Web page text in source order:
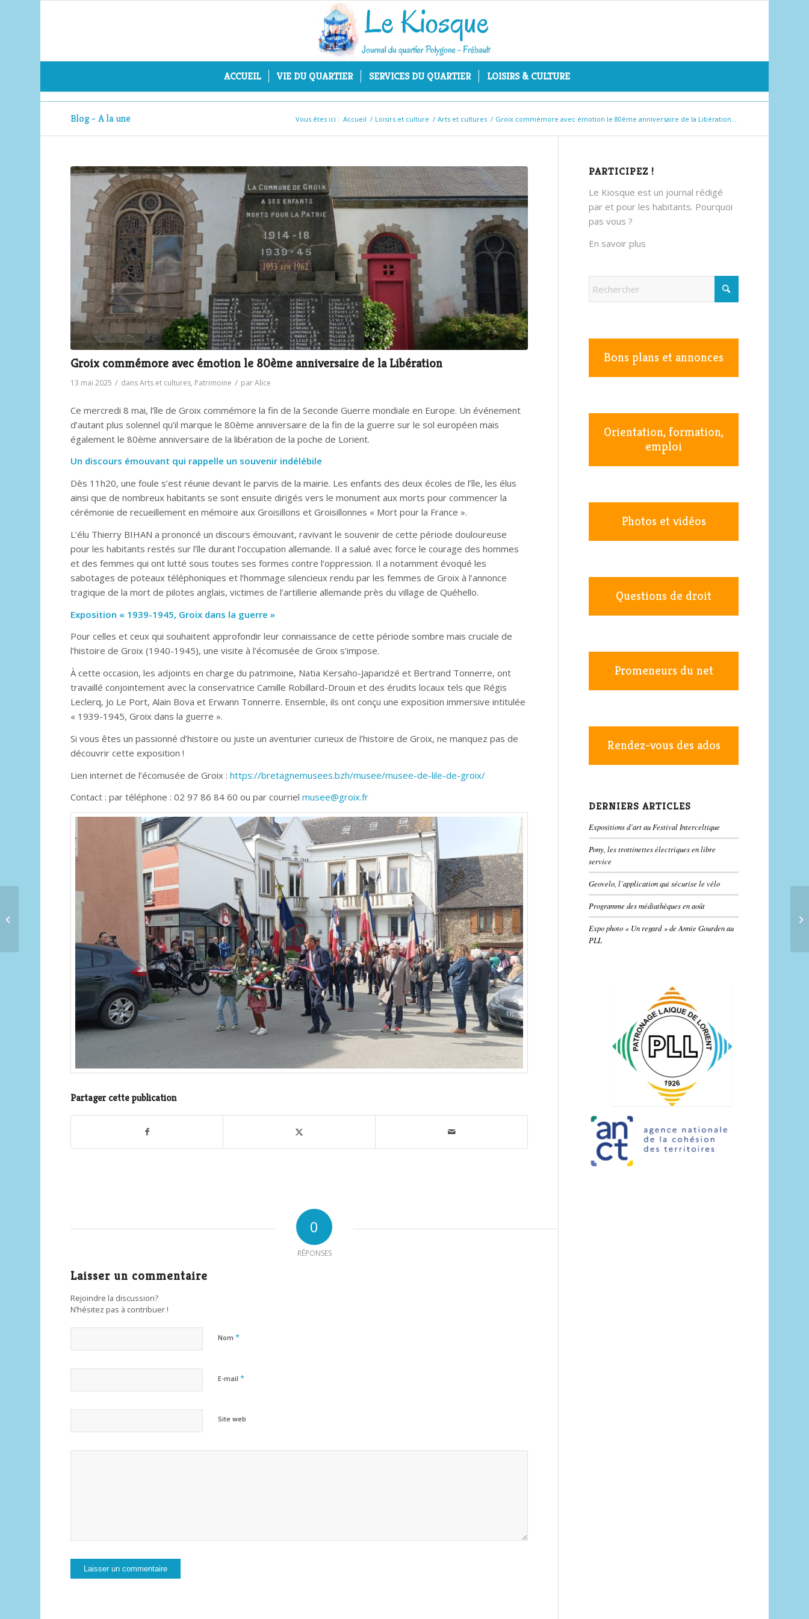
ACCUEIL VIE DU QUARTIER SERVICES DU QUARTIER LOISIRS & CULTURE
Blog - A la une Vous êtes ici : Accueil / Loisirs et culture / Arts et cultures / Groix commémore avec émotion le 80ème anniversaire de la Libération...
Groix commémore avec émotion le 80ème anniversaire de la Libération
13 mai 2025 / dansArts et cultures, Patrimoine / parAlice
Ce mercredi 8 mai, l’île de Groix commémore la fin de la Seconde Guerre mondiale en Europe. Un événement
d’autant plus solennel qu’il marque le 80ème anniversaire de la fin de la guerre sur le sol européen mais
également le 80ème anniversaire de la libération de la poche de Lorient.
Un discours émouvant qui rappelle un souvenir indélébile
Dès 11h20, une foule s’est réunie devant le parvis de la mairie. Les enfants des deux écoles de l’île, les élus
ainsi que de nombreux habitants se sont ensuite dirigés vers le monument aux morts pour commencer la
cérémonie de recueillement en mémoire aux Groisillons et Groisillonnes « Mort pour la France ».
L’élu Thierry BIHAN a prononcé un discours émouvant, ravivant le souvenir de cette période douloureuse
pour les habitants restés sur l’île durant l’occupation allemande. Il a salué avec force le courage des hommes
et des femmes qui ont lutté sous toutes ses formes contre l’oppression. Il a notamment évoqué les
sabotages de poteaux téléphoniques et l’hommage silencieux rendu par les femmes de Groix à l’annonce
tragique de la mort de pilotes anglais, victimes de l’artillerie allemande près du village de Quéhello.
Exposition « 1939-1945, Groix dans la guerre »
Pour celles et ceux qui souhaitent approfondir leur connaissance de cette période sombre mais cruciale de
l’histoire de Groix (1940-1945), une visite à l’écomusée de Groix s’impose.
À cette occasion, les adjoints en charge du patrimoine, Natia Kersaho-Japaridzé et Bertrand Tonnerre, ont
travaillé conjointement avec la conservatrice Camille Robillard-Drouin et des érudits locaux tels que Régis
Leclerq, Jo Le Port, Alain Bova et Erwann Tonnerre. Ensemble, ils ont conçu une exposition immersive intitulée
« 1939-1945, Groix dans la guerre ».
Si vous êtes un passionné d’histoire ou juste un aventurier curieux de l’histoire de Groix, ne manquez pas de
découvrir cette exposition !
Lien internet de l’écomusée de Groix :https://bretagnemusees.bzh/musee/musee-de-lile-de-groix/
Contact : par téléphone : 02 97 86 84 60 ou par courrielmusee@groix.fr
Partager cette publication
0
RÉPONSES
Laisser un commentaire
Rejoindre la discussion?
N’hésitez pas à contribuer !
Nom*
E-mail*
Site web
PARTICIPEZ !
Le Kiosque est un journal rédigé
par et pour les habitants. Pourquoi
pas vous ?
En savoir plus
Bons plans et annonces
Orientation, formation,
emploi
Photos et vidéos
Questions de droit
Promeneurs du net
Rendez-vous des ados
DERNIERS ARTICLES
Expositions d’art au Festival Interceltique
Pony, les trottinettes électriques en libre
service
Geovelo, l’application qui sécurise le vélo
Programme des médiathèques en août
Expo photo « Un regard » de Annie Gourden au
PLL